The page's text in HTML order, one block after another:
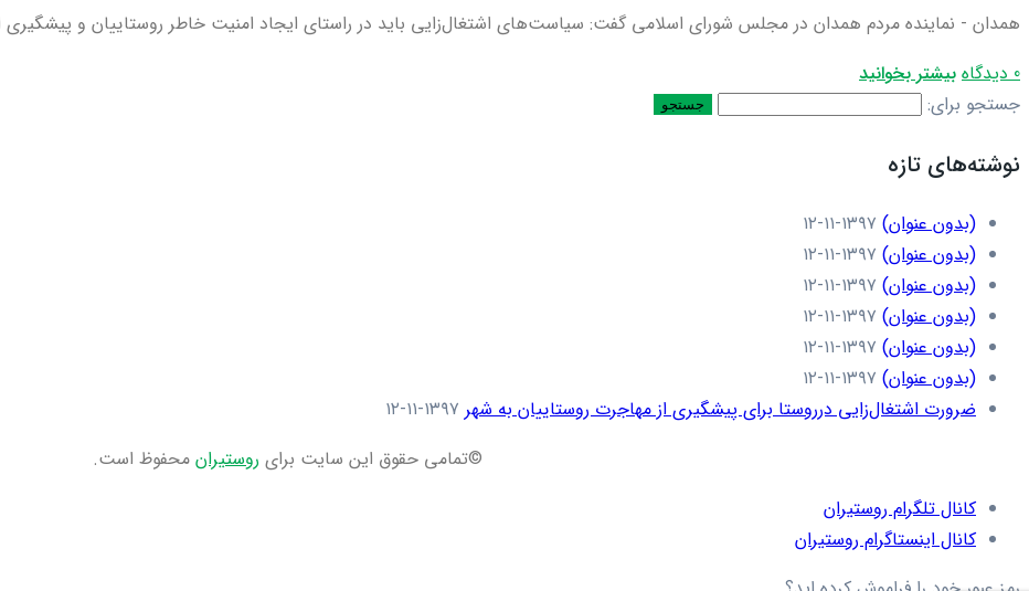
همدان - نماینده مردم همدان در مجلس شورای اسلامی گفت: سیاست‌های اشتغال‌زایی باید در راستای ایجاد امنیت خاطر روستاییان و
0 دیدگاه
بیشتر بخوانید
جستجو برای:
نوشته‌های تازه
(بدون عنوان) ۱۳۹۷-۱۱-۱۲
(بدون عنوان) ۱۳۹۷-۱۱-۱۲
(بدون عنوان) ۱۳۹۷-۱۱-۱۲
(بدون عنوان) ۱۳۹۷-۱۱-۱۲
(بدون عنوان) ۱۳۹۷-۱۱-۱۲
(بدون عنوان) ۱۳۹۷-۱۱-۱۲
ضرورت اشتغال‌زایی درروستا برای پیشگیری از مهاجرت روستاییان به شهر ۱۳۹۷-۱۱-۱۲
©تمامی حقوق این سایت برای روستیران محفوظ است.
کانال تلگرام روستیران
کانال اینستاگرام روستیران